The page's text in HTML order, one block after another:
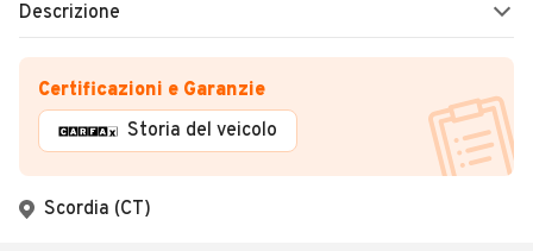
Descrizione
Certificazioni e Garanzie
Storia del veicolo
Scordia (CT)